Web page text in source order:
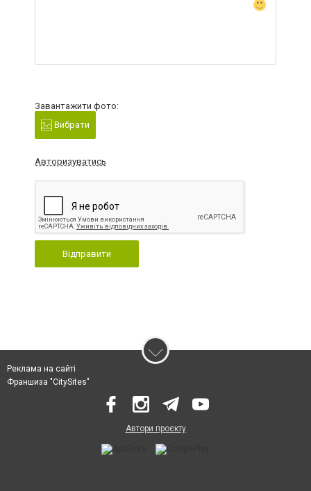
Завантажити фото:
Вибрати
Авторизуватись
Відправити
Реклама на сайті
Франшиза "CitySites"
Автори проєкту